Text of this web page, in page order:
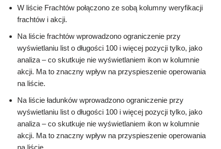
W liście Frachtów połączono ze sobą kolumny weryfikacji
frachtów i akcji.
Na liście frachtów wprowadzono ograniczenie przy
wyświetlaniu list o długości 100 i więcej pozycji tylko, jako
analiza – co skutkuje nie wyświetlaniem ikon w kolumnie
akcji. Ma to znaczny wpływ na przyspieszenie operowania
na liście.
Na liście ładunków wprowadzono ograniczenie przy
wyświetlaniu list o długości 100 i więcej pozycji tylko, jako
analiza – co skutkuje nie wyświetlaniem ikon w kolumnie
akcji. Ma to znaczny wpływ na przyspieszenie operowania